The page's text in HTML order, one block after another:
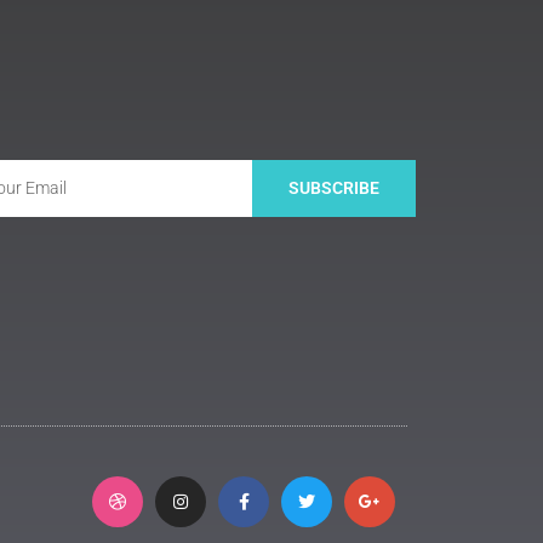
SUBSCRIBE